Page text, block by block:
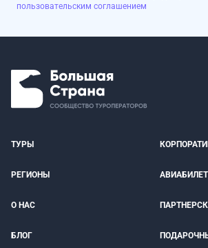
пользовательским соглашением
ТУРЫ
РЕГИОНЫ
О НАС
БЛОГ